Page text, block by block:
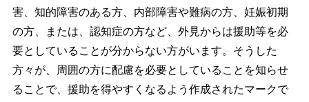
害、知的障害のある方、内部障害や難病の方、妊娠初期
の方、または、認知症の方など、外見からは援助等を必
要としていることが分からない方がいます。そうした
方々が、周囲の方に配慮を必要としていることを知らせ
ることで、援助を得やすくなるよう作成されたマークで